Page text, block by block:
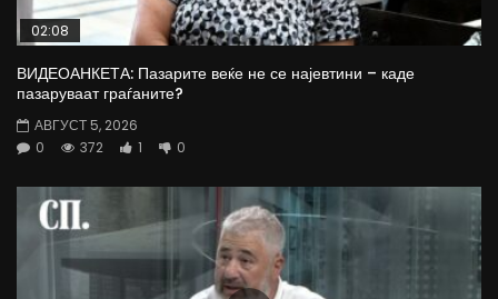
02:08
ВИДЕОАНКЕТА: Пазарите веќе не се најевтини – каде
пазаруваат граѓаните?
АВГУСТ 5, 2026
0
372 1 0